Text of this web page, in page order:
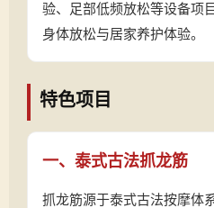
验、足部低频放松等设备项
身体放松与居家养护体验。
特色项目
一、泰式古法抓龙筋
抓龙筋源于泰式古法按摩体